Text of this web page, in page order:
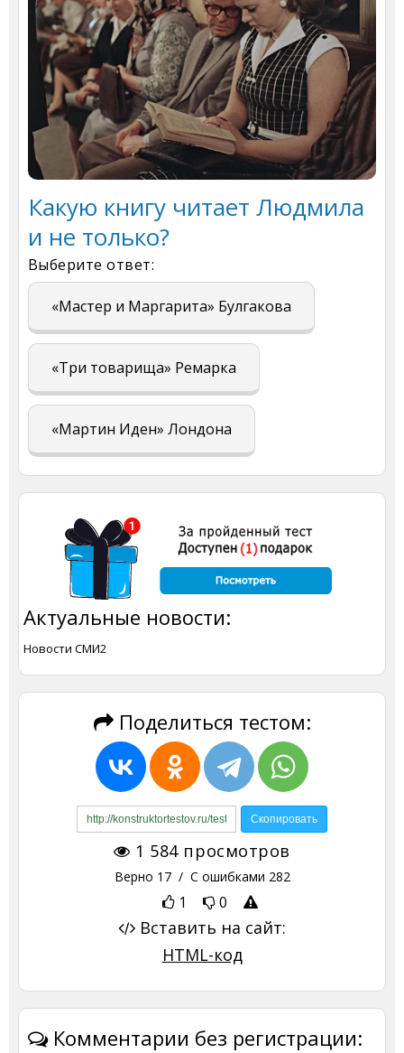
Какую книгу читает Людмила
и не только?
Выберите ответ:
«Мастер и Маргарита» Булгакова
«Три товарища» Ремарка
«Мартин Иден» Лондона
Актуальные новости:
Новости СМИ2
Поделиться тестом:
1 584просмотров
Верно 17/ С ошибками 282
1 0
Вставить на сайт:
HTML-код
Комментарии без регистрации: